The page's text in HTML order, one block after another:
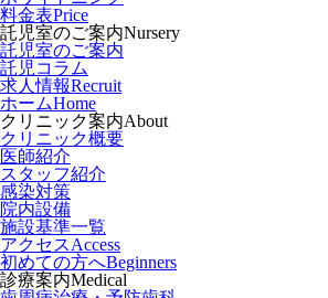
料金表Price
託児室のご案内Nursery
託児室のご案内
託児コラム
求人情報Recruit
ホームHome
クリニック案内About
クリニック概要
医師紹介
スタッフ紹介
感染対策
院内設備
施設基準一覧
アクセスAccess
初めての方へBeginners
診療案内Medical